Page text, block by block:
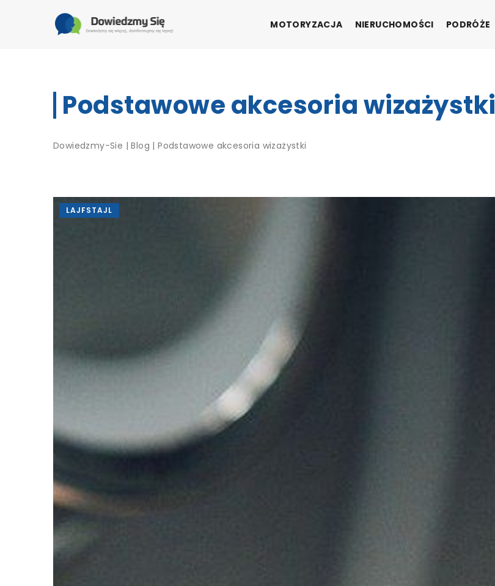
MOTORYZACJA NIERUCHOMOŚCI PODRÓŻE
Podstawowe akcesoria wizażystki
Dowiedzmy-Sie |Blog |Podstawowe akcesoria wizażystki
LAJFSTAJL
15 | 01 | 2020
Lecznicze właściwości szczawy